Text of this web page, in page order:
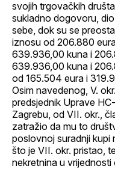
svojih trgovačkih
sukladno dogovoru,
sebe, dok su se
iznosu od 206.880
639.936,00 kuna i
639.936,00 kuna i
od 165.504 eura i
Osim navedenog, V.
predsjednik Uprave
Zagrebu, od VII. okr.,
zatražio da mu to
poslovnoj suradnji kupi
što je VII. okr. pristao,
nekretnina u